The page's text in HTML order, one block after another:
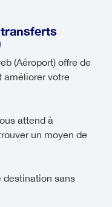
(Aéroport) offre de
améliorer votre
attend à
un moyen de
sans